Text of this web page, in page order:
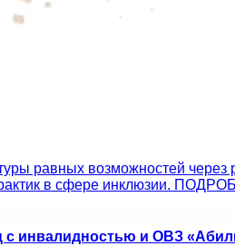
равных возможностей через
в сфере инклюзии.
инвалидностью и ОВЗ